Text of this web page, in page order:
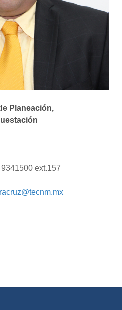
Planeación,
ext.157